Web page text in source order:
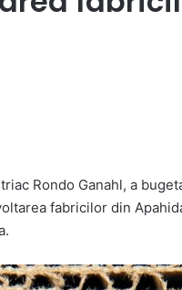
Rondo Ganahl, a
fabricilor din